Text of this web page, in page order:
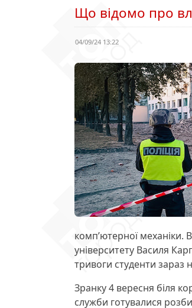
Що відомо про
04/09/24 13:22
комп’ютерної механіки.
університету Василя
тривоги студенти
Зранку 4 вересня біля
служби готувалися